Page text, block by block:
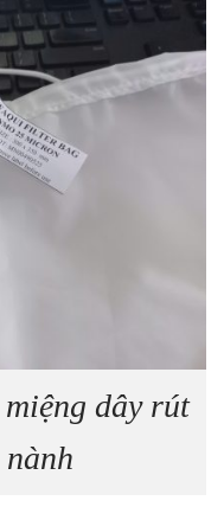
dây rút